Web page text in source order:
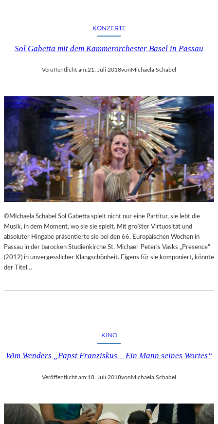
KONZERTE
Sol Gabetta mit dem Kammerorchester Basel in Passau
Veröffentlicht am:21. Juli 2018vonMichaela Schabel
©MIchaela Schabel Sol Gabetta spielt nicht nur eine Partitur, sie lebt die
Musik, in dem Moment, wo sie sie spielt. Mit größter Virtuosität und
absoluter Hingabe präsentierte sie bei den 66. Europäischen Wochen in
Passau in der barocken Studienkirche St. Michael Peteris Vasks „Presence“
(2012) in unvergesslicher Klangschönheit. Eigens für sie komponiert, könnte
der Titel…
KINO
Wim Wenders „Papst Franziskus – Ein Mann seines Wortes“
Veröffentlicht am:18. Juli 2018vonMichaela Schabel